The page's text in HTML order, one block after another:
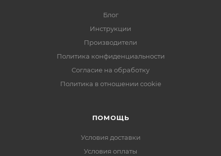
Блог
Инструкции
Производители
Политика конфиденциальности
Согласие на обработку
Политика в отношении cookie
ПОМОЩЬ
Условия доставки
Условия оплаты